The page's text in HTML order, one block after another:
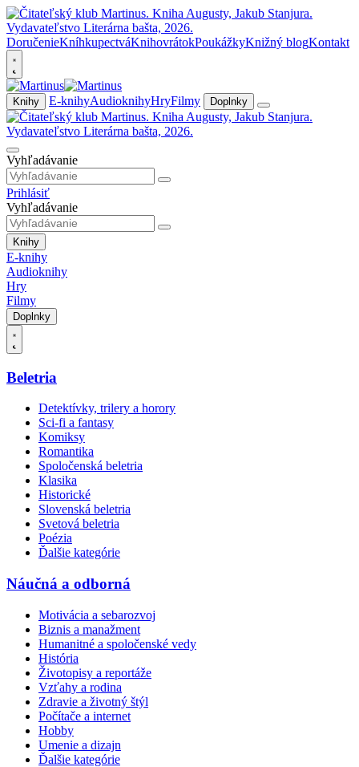
DoručenieKníhkupectváKnihovrátokPoukážkyKnižný blogKontakt
Knihy E-knihyAudioknihyHryFilmy Doplnky
Vyhľadávanie
Prihlásiť
Vyhľadávanie
Knihy
E-knihy
Audioknihy
Hry
Filmy
Doplnky
Beletria
Detektívky, trilery a horory
Sci-fi a fantasy
Komiksy
Romantika
Spoločenská beletria
Klasika
Historické
Slovenská beletria
Svetová beletria
Poézia
Ďalšie kategórie
Náučná a odborná
Motivácia a sebarozvoj
Biznis a manažment
Humanitné a spoločenské vedy
História
Životopisy a reportáže
Vzťahy a rodina
Zdravie a životný štýl
Počítače a internet
Hobby
Umenie a dizajn
Ďalšie kategórie